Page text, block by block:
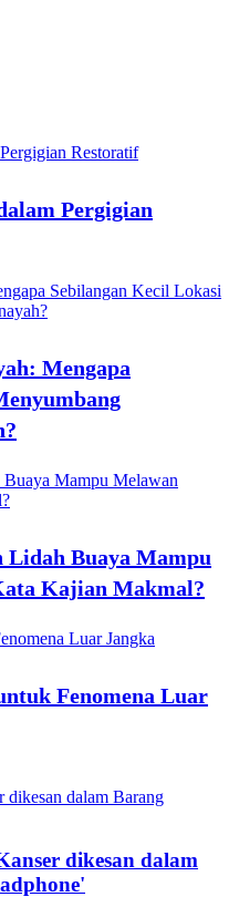
Pergigian
Mengapa
Lidah Buaya Mampu
Kajian Makmal?
Fenomena Luar
dikesan dalam